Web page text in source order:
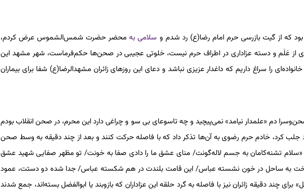
که از گیت بازرسی حرم امام رضا(ع) رد شدم و سلامی بهمحضر حضرت شمس‌الشموس عرض کردم،
از عَلَم و دسته عزاداری در اطراف حرم نیست، خلوتی عجیبی در صحن‌ها حکم‌فرماست، شهر مشهد این
را سراغ داریم که داغدار عزیزی نباشد و دعای این روزهای زائران مشهدالرضا(ع) شفا برای بیماران
دم «علمدار نیامد» نمی‌پیچید و چه تاسوعای بی سو‌ و چراغی دارد این محرم، در صحن انقلاب بودم
کرد، خادم حرم رضوی به آن‌ها تذکر داد که با فاصله حرکت کنند و بعد از چند دقیقه به وسط صحن
«سلام تشنه‌کامان به جسم لاله‌گونت/ منای عشق ما را دادی صفا به خونت/ تو مظهر صفایی شهید عشق
رخت به ساحل در خون نشسته عباس/ این قامت بلندت در هم شکسته عباس/ جدا شده دو دستت، عمود
چند دقیقه زائران نیز با فاصله به گرد حلقه این عزاداران که بازوبند یا ابوالفضل بسته‌اند، جمع شدند